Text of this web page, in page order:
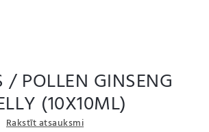
/ POLLEN GINSENG
(10X10ML)
Rakstīt atsauksmi